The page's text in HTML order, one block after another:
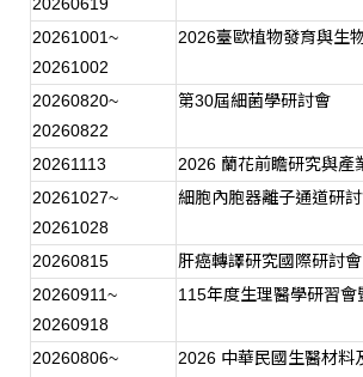
20261001~
20261002
2026臺歐植物發育與生
20260820~
20260822
第30屆細菌學研討會
20261113 2026 蘭花前瞻研究與產
20261027~
20261028
細胞內胞器離子通道研
20260815
肝癌轉譯研究國際研討會
20260911~
20260918
115年度生理醫學研習
20260806~
2026 中華民國生醫材料